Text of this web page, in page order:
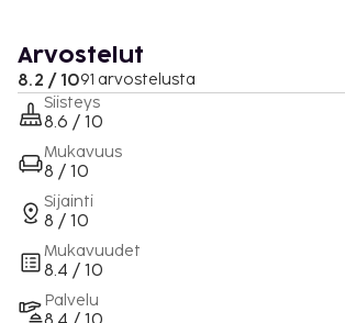
Arvostelut
8.2 / 1091 arvostelusta
Siisteys
8.6 / 10
Mukavuus
8 / 10
Sijainti
8 / 10
Mukavuudet
8.4 / 10
Palvelu